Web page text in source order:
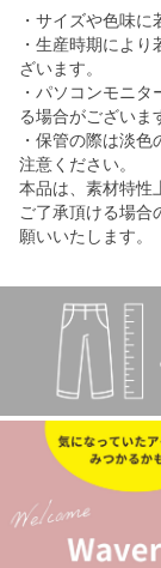
・サイズや色味に
・生産時期によ
ざいます。
・パソコンモニ
る場合がござい
・保管の際は淡
注意ください。
本品は、素材特性
ご了承頂ける場合
願いいたします。